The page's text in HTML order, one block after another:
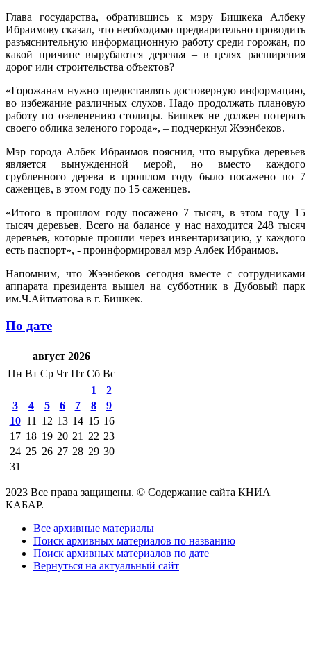
Глава государства, обратившись к мэру Бишкека Албеку
Ибраимову сказал, что необходимо предварительно проводить
разъяснительную информационную работу среди горожан, по
какой причине вырубаются деревья – в целях расширения
дорог или строительства объектов?
«Горожанам нужно предоставлять достоверную информацию,
во избежание различных слухов. Надо продолжать плановую
работу по озеленению столицы. Бишкек не должен потерять
своего облика зеленого города», – подчеркнул Жээнбеков.
Мэр города Албек Ибраимов пояснил, что вырубка деревьев
является вынужденной мерой, но вместо каждого
срубленного дерева в прошлом году было посажено по 7
саженцев, в этом году по 15 саженцев.
«Итого в прошлом году посажено 7 тысяч, в этом году 15
тысяч деревьев. Всего на балансе у нас находится 248 тысяч
деревьев, которые прошли через инвентаризацию, у каждого
есть паспорт», - проинформировал мэр Албек Ибраимов.
Напомним, что Жээнбеков сегодня вместе с сотрудниками
аппарата президента вышел на субботник в Дубовый парк
им.Ч.Айтматова в г. Бишкек.
По дате
август 2026
Пн Вт Ср Чт Пт Сб Вс
1
2
3
4 5 6 7 8
9
10 11 12 13 14 15 16
17 18 19 20 21 22 23
24 25 26 27 28 29 30
31
2023 Все права защищены. © Содержание сайта КНИА
КАБАР.
Все архивные материалы
Поиск архивных материалов по названию
Поиск архивных материалов по дате
Вернуться на актуальный сайт